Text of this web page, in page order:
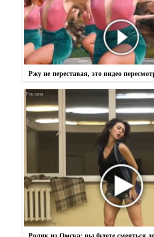
Ржу не переставая, это видео